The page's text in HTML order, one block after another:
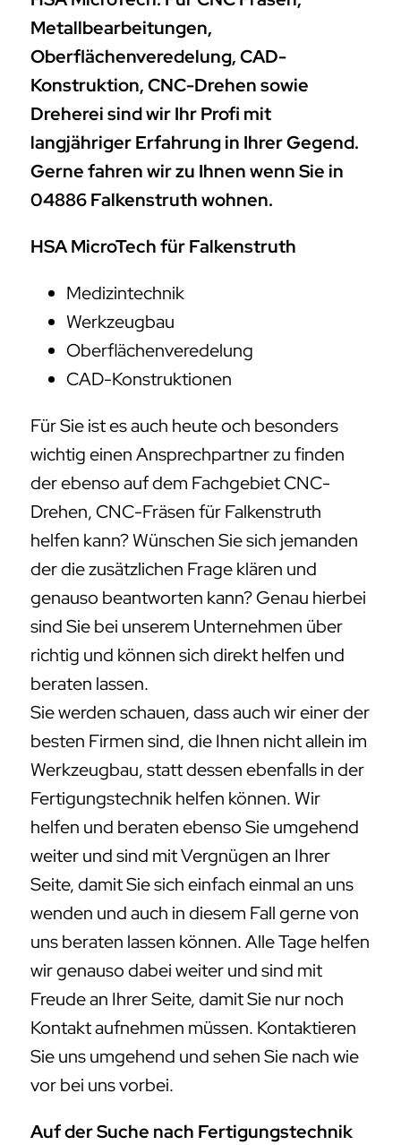
Metallbearbeitungen,
Oberflächenveredelung, CAD-
Konstruktion, CNC-Drehen sowie
Dreherei sind wir Ihr Profi mit
langjähriger Erfahrung in Ihrer Gegend.
Gerne fahren wir zu Ihnen wenn Sie in
04886 Falkenstruth wohnen.
HSA MicroTech für Falkenstruth
Medizintechnik
Werkzeugbau
Oberflächenveredelung
CAD-Konstruktionen
Für Sie ist es auch heute och besonders
wichtig einen Ansprechpartner zu finden
der ebenso auf dem Fachgebiet CNC-
Drehen, CNC-Fräsen für Falkenstruth
helfen kann? Wünschen Sie sich jemanden
der die zusätzlichen Frage klären und
genauso beantworten kann? Genau hierbei
sind Sie bei unserem Unternehmen über
richtig und können sich direkt helfen und
beraten lassen.
Sie werden schauen, dass auch wir einer der
besten Firmen sind, die Ihnen nicht allein im
Werkzeugbau, statt dessen ebenfalls in der
Fertigungstechnik helfen können. Wir
helfen und beraten ebenso Sie umgehend
weiter und sind mit Vergnügen an Ihrer
Seite, damit Sie sich einfach einmal an uns
wenden und auch in diesem Fall gerne von
uns beraten lassen können. Alle Tage helfen
wir genauso dabei weiter und sind mit
Freude an Ihrer Seite, damit Sie nur noch
Kontakt aufnehmen müssen. Kontaktieren
Sie uns umgehend und sehen Sie nach wie
vor bei uns vorbei.
Auf der Suche nach Fertigungstechnik